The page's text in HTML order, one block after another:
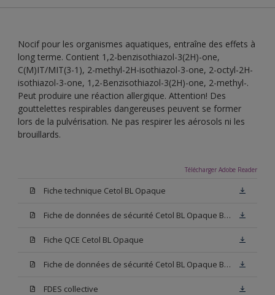
Nocif pour les organismes aquatiques, entraîne des effets à
long terme. Contient 1,2-benzisothiazol-3(2H)-one,
C(M)IT/MIT(3-1), 2-methyl-2H-isothiazol-3-one, 2-octyl-2H-
isothiazol-3-one, 1,2-Benzisothiazol-3(2H)-one, 2-methyl-.
Peut produire une réaction allergique. Attention! Des
gouttelettes respirables dangereuses peuvent se former
lors de la pulvérisation. Ne pas respirer les aérosols ni les
brouillards.
Télécharger Adobe Reader
Fiche technique Cetol BL Opaque
Fiche de données de sécurité Cetol BL Opaque Blanc
Fiche QCE Cetol BL Opaque
Fiche de données de sécurité Cetol BL Opaque Base W05
FDES collective